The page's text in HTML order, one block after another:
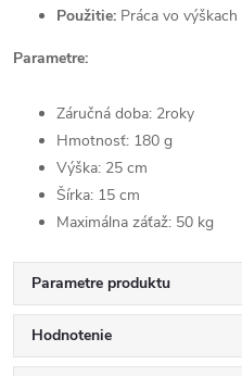
Použitie: Práca vo výškach
Parametre:
Záručná doba: 2roky
Hmotnosť: 180 g
Výška: 25 cm
Šírka: 15 cm
Maximálna záťaž: 50 kg
Parametre produktu
Hodnotenie